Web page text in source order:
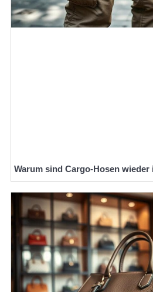
Warum sind Cargo-Hosen wieder